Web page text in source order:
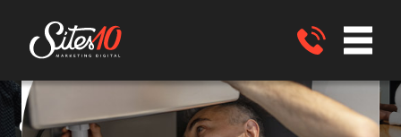
Gestão de anúncios no Google ADS no